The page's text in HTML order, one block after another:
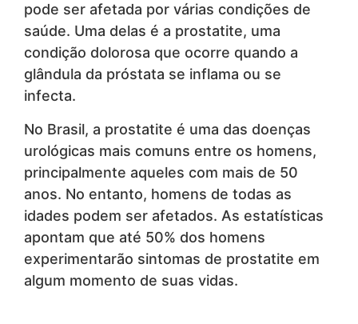
pode ser afetada por várias condições de
saúde. Uma delas é a prostatite, uma
condição dolorosa que ocorre quando a
glândula da próstata se inflama ou se
infecta.
No Brasil, a prostatite é uma das doenças
urológicas mais comuns entre os homens,
principalmente aqueles com mais de 50
anos. No entanto, homens de todas as
idades podem ser afetados. As estatísticas
apontam que até 50% dos homens
experimentarão sintomas de prostatite em
algum momento de suas vidas.